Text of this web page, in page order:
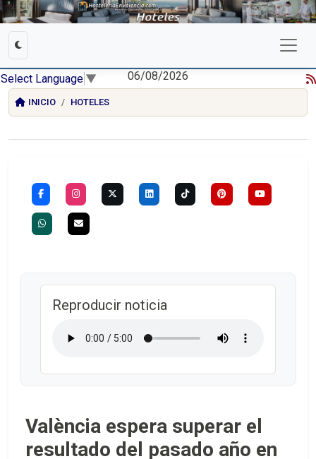
Select Language ▼ 06/08/2026
INICIO HOTELES
Reproducir noticia
València espera superar el
resultado del pasado año en